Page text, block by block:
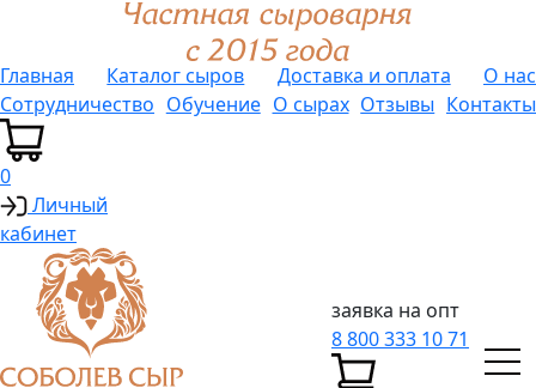
Главная Каталог сыров Доставка и оплата
О нас
Сотрудничество Обучение О сырах Отзывы Контакты
0
Личный
кабинет
заявка на опт
8 800 333 10 71